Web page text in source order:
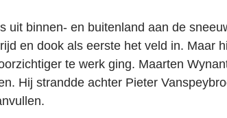
uit binnen- en buitenland aan de
en dook als eerste het veld in. Maar
te werk ging. Maarten
Hij strandde achter Pieter